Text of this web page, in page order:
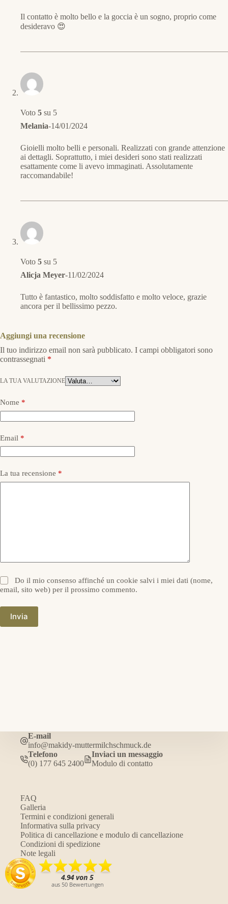
Il contatto è molto bello e la goccia è un sogno, proprio come
desideravo 😍
Voto 5 su 5
Melania-14/01/2024
Gioielli molto belli e personali. Realizzati con grande attenzione
ai dettagli. Soprattutto, i miei desideri sono stati realizzati
esattamente come li avevo immaginati. Assolutamente
raccomandabile!
Voto 5 su 5
Alicja Meyer-11/02/2024
Tutto è fantastico, molto soddisfatto e molto veloce, grazie
ancora per il bellissimo pezzo.
Aggiungi una recensione
Il tuo indirizzo email non sarà pubblicato. I campi obbligatori sono
contrassegnati *
LA TUA VALUTAZIONE
Nome *
Email *
La tua recensione *
Do il mio consenso affinché un cookie salvi i miei dati (nome,
email, sito web) per il prossimo commento.
Invia
E-mail
info@makidy-muttermilchschmuck.de
Telefono
(0) 177 645 2400
Inviaci un messaggio
Modulo di contatto
FAQ
Galleria
Termini e condizioni generali
Informativa sulla privacy
Politica di cancellazione e modulo di cancellazione
Condizioni di spedizione
Note legali